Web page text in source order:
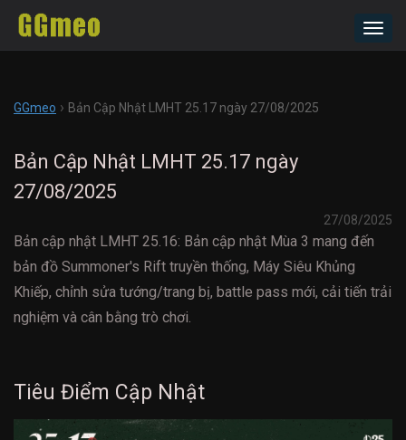
GGmeo › Bản Cập Nhật LMHT 25.17 ngày 27/08/2025
Bản Cập Nhật LMHT 25.17 ngày
27/08/2025
27/08/2025
Bản cập nhật LMHT 25.16: Bản cập nhật Mùa 3 mang đến
bản đồ Summoner's Rift truyền thống, Máy Siêu Khủng
Khiếp, chỉnh sửa tướng/trang bị, battle pass mới, cải tiến trải
nghiệm và cân bằng trò chơi.
Tiêu Điểm Cập Nhật